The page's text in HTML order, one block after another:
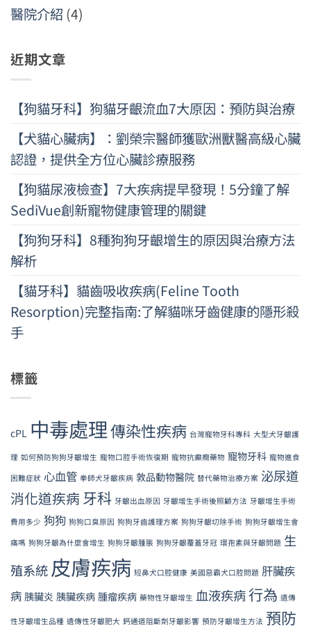
醫院介紹 (4)
近期文章
【狗貓牙科】狗貓牙齦流血7大原因：預防與治療
【犬貓心臟病】：劉榮宗醫師獲歐洲獸醫高級心臟
認證，提供全方位心臟診療服務
【狗貓尿液檢查】7大疾病提早發現！5分鐘了解
SediVue創新寵物健康管理的關鍵
【狗狗牙科】8種狗狗牙齦增生的原因與治療方法
解析
【貓牙科】貓齒吸收疾病(Feline Tooth
Resorption)完整指南:了解貓咪牙齒健康的隱形殺
手
標籤
cPL 中毒處理傳染性疾病 台灣寵物牙科專科 大型犬牙齦護
理 如何預防狗狗牙齦增生 寵物口腔手術恢復期 寵物抗癲癇藥物 寵物牙科 寵物進食
困難症狀 心血管 拳師犬牙齦疾病 敦品動物醫院 替代藥物治療方案 泌尿道
消化道疾病 牙科 牙齦出血原因 牙齦增生手術後照顧方法 牙齦增生手術
費用多少 狗狗 狗狗口臭原因 狗狗牙齒護理方案 狗狗牙齦切除手術 狗狗牙齦增生會
痛嗎 狗狗牙齦為什麼會增生 狗狗牙齦腫脹 狗狗牙齦覆蓋牙冠 環孢素與牙齦問題 生
殖系統 皮膚疾病 短鼻犬口腔健康 美國惡霸犬口腔問題 肝臟疾
病 胰臟炎 胰臟疾病 腫瘤疾病 藥物性牙齦增生 血液疾病行為 遺傳
性牙齦增生品種 遺傳性牙齦肥大 鈣通道阻斷劑牙齦影響 預防牙齦增生方法 預防